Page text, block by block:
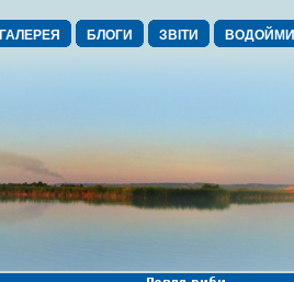
ГАЛЕРЕЯ БЛОГИ ЗВІТИ ВОДОЙМИ